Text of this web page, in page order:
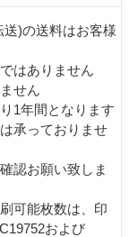
)の送料はお客様
はありません
せん
1年間となります
承っておりませ
認お願い致しま
可能枚数は、印
および